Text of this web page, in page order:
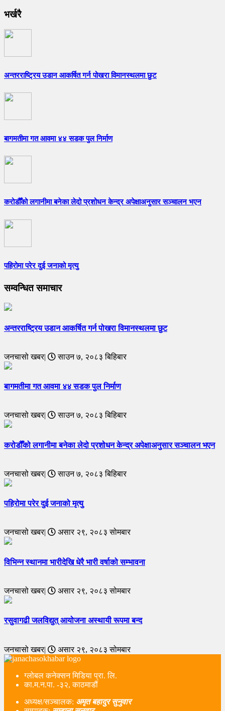
भर्खरै
अन्तरराष्ट्रिय उडान आकर्षित गर्न पोखरा विमानस्थलमा छुट
बागमतीमा गत आवमा ४४ सडक पुल निर्माण
करोडौँको लगानीमा बनेका लेदो प्रशोधन केन्द्र अपेक्षाअनुसार सञ्चालन भएन
पहिरोमा परेर दुई जनाको मृत्यु
सम्वन्धित समाचार
अन्तरराष्ट्रिय उडान आकर्षित गर्न पोखरा विमानस्थलमा छुट
जनचासो खबर| साउन ७, २०८३ बिहिबार
बागमतीमा गत आवमा ४४ सडक पुल निर्माण
जनचासो खबर| साउन ७, २०८३ बिहिबार
करोडौँको लगानीमा बनेका लेदो प्रशोधन केन्द्र अपेक्षाअनुसार सञ्चालन भएन
जनचासो खबर| साउन ७, २०८३ बिहिबार
पहिरोमा परेर दुई जनाको मृत्यु
जनचासो खबर| असार २९, २०८३ सोमबार
विभिन्न स्थानमा भारीदेखि धेरै भारी वर्षाको सम्भावना
जनचासो खबर| असार २९, २०८३ सोमबार
रसुवागढी जलविद्युत् आयोजना अस्थायी रूपमा बन्द
जनचासो खबर| असार २९, २०८३ सोमबार
ग्लोबल कनेक्सन मिडिया प्रा. लि.
का.म.न.पा. -३२, काठमाडौं
अध्यक्ष/सञ्चालक: अमृत बहादुर सुनुवार